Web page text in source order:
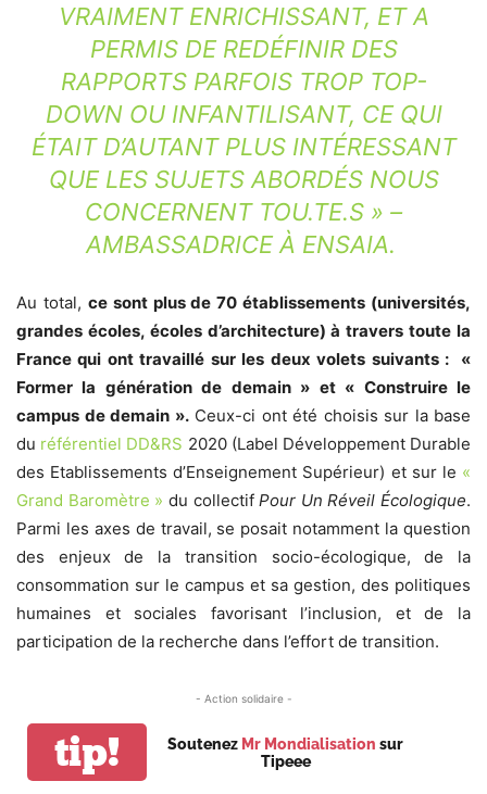
VRAIMENT ENRICHISSANT, ET A
PERMIS DE REDÉFINIR DES
RAPPORTS PARFOIS TROP TOP-
DOWN OU INFANTILISANT, CE QUI
ÉTAIT D’AUTANT PLUS INTÉRESSANT
QUE LES SUJETS ABORDÉS NOUS
CONCERNENT TOU.TE.S » –
AMBASSADRICE À ENSAIA.
Au total, ce sont plus de 70 établissements (universités,
grandes écoles, écoles d’architecture) à travers toute la
France qui ont travaillé sur les deux volets suivants : «
Former la génération de demain » et « Construire le
campus de demain ».Ceux-ci ont été choisis sur la base
du référentiel DD&RS 2020 (Label Développement Durable
des Etablissements d’Enseignement Supérieur) et sur le «
Grand Baromètre » du collectifPour Un Réveil Écologique.
Parmi les axes de travail, se posait notamment la question
des enjeux de la transition socio-écologique, de la
consommation sur le campus et sa gestion, des politiques
humaines et sociales favorisant l’inclusion, et de la
participation de la recherche dans l’effort de transition.
- Action solidaire -
tip! Soutenez Mr Mondialisation sur
Tipeee